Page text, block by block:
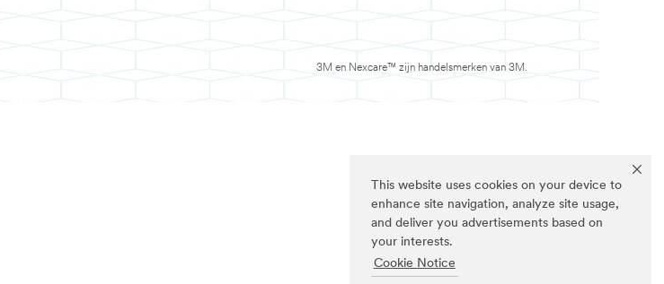
This website uses cookies on your device to
enhance site navigation, analyze site usage,
and deliver you advertisements based on
your interests.
Cookie Notice
3M en Nexcare™ zijn handelsmerken van 3M.